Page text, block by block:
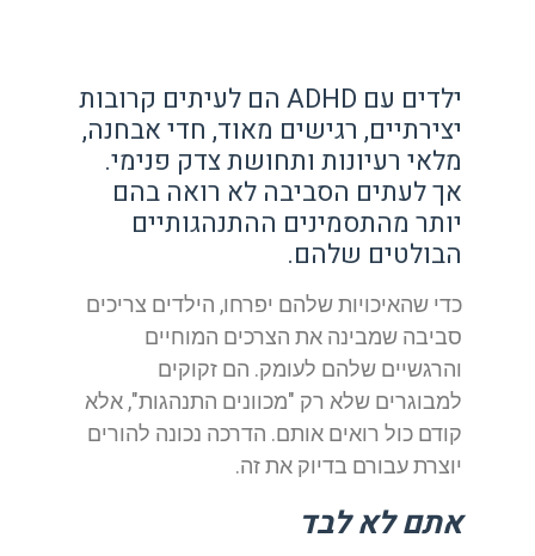
ילדים עם ADHD הם לעיתים קרובות
יצירתיים, רגישים מאוד, חדי אבחנה,
מלאי רעיונות ותחושת צדק פנימי.
אך לעתים הסביבה לא רואה בהם
יותר מהתסמינים ההתנהגותיים
הבולטים שלהם.
כדי שהאיכויות שלהם יפרחו, הילדים צריכים
סביבה שמבינה את הצרכים המוחיים
והרגשיים שלהם לעומק. הם זקוקים
למבוגרים שלא רק "מכוונים התנהגות", אלא
קודם כול רואים אותם. הדרכה נכונה להורים
יוצרת עבורם בדיוק את זה.
אתם לא לבד